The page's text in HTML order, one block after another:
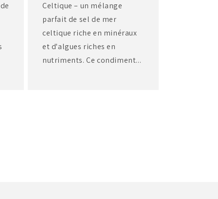
Celtique – un mélange
parfait de sel de mer
celtique riche en minéraux
et d'algues riches en
nutriments. Ce condiment...